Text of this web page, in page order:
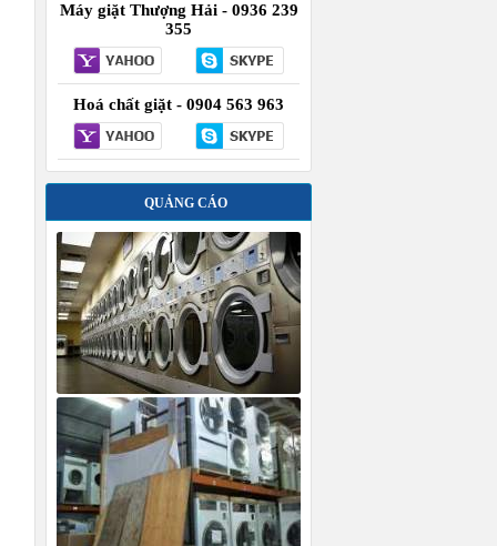
Máy giặt Thượng Hải - 0936 239
355
Hoá chất giặt - 0904 563 963
QUẢNG CÁO